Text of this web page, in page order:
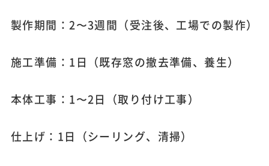
製作期間：2〜3週間（受注後、工場での製作）
施工準備：1日（既存窓の撤去準備、養生）
本体工事：1〜2日（取り付け工事）
仕上げ：1日（シーリング、清掃）